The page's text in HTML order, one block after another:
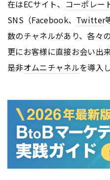
在はECサイト、 コーポレー
SNS（Facebook、 Twitter
数のチャネルがあり、各々
更にお客様に直接お会い出
是非オムニチャネルを導入